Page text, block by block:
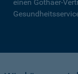
einen Gothaer-